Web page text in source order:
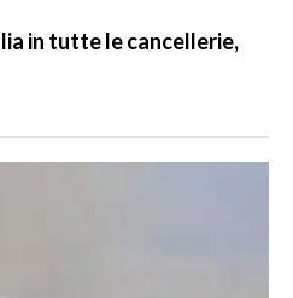
in tutte le cancellerie,